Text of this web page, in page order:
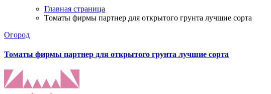
Главная страница
Томаты фирмы партнер для открытого грунта лучшие сорта
Огород
Томаты фирмы партнер для открытого грунта лучшие сорта